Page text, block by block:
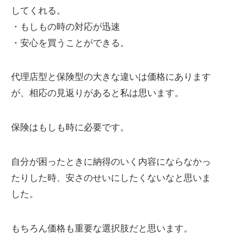
してくれる。
・もしもの時の対応が迅速
・安心を買うことができる。
代理店型と保険型の大きな違いは価格にあります
が、相応の見返りがあると私は思います。
保険はもしも時に必要です。
自分が困ったときに納得のいく内容にならなかっ
たりした時、安さのせいにしたくないなと思いま
した。
もちろん価格も重要な選択肢だと思います。